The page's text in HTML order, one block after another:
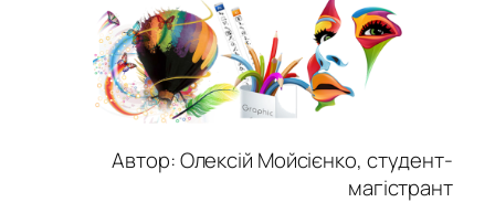
Автор: Олексій Мойсієнко, студент-
магістрант